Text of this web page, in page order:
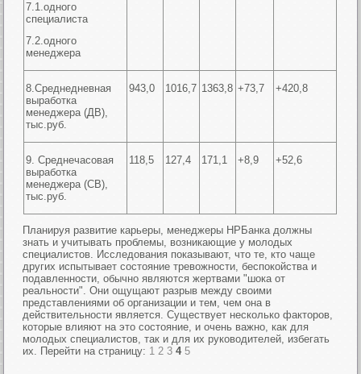
7.1.одного
специалиста
7.2.одного
менеджера
8.Среднедневная
выработка
менеджера (ДВ),
тыс.руб.
943,0 1016,7 1363,8 +73,7 +420,8
9. Среднечасовая
выработка
менеджера (СВ),
тыс.руб.
118,5 127,4 171,1 +8,9 +52,6
Планируя развитие карьеры, менеджеры НРБанка должны
знать и учитывать проблемы, возникающие у молодых
специалистов. Исследования показывают, что те, кто чаще
других испытывает состояние тревожности, беспокойства и
подавленности, обычно являются жертвами "шока от
реальности". Они ощущают разрыв между своими
представлениями об организации и тем, чем она в
действительности является. Существует несколько факторов,
которые влияют на это состояние, и очень важно, как для
молодых специалистов, так и для их руководителей, избегать
их. Перейти на страницу: 1 2 3 4 5